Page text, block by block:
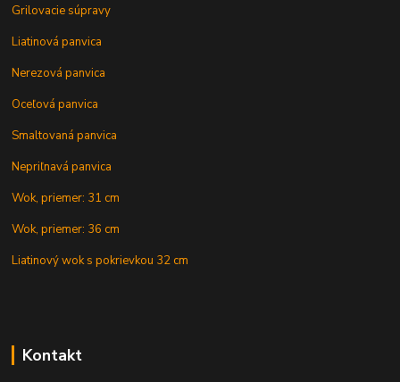
Grilovacie súpravy
Liatinová panvica
Nerezová panvica
Oceľová panvica
Smaltovaná panvica
Nepriľnavá panvica
Wok, priemer: 31 cm
Wok, priemer: 36 cm
Liatinový wok s pokrievkou 32 cm
Kontakt